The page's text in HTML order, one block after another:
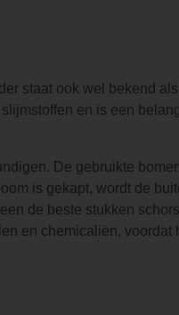
staat ook wel bekend
en is een
De gebruikte
is gekapt, wordt de
de beste stukken
en chemicaliën, voordat